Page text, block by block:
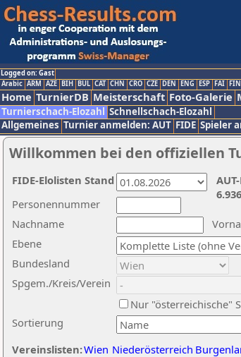
Logged on: Gast
Arabic ARM AZE BIH BUL CAT CHN CRO CZE DEN ENG ESP FAI FIN
Home TurnierDB Meisterschaft Foto-Galerie
Turnierschach-Elozahl Schnellschach-Elozahl
Allgemeines Turnier anmelden: AUT FIDE Spieler
Willkommen bei den offiziellen
Nachname
Ebene
Sortierung
Personennummer
Bundesland
Spgem./Kreis/Verein
Nur "österreichische"
Vereinslisten:Wien Niederösterreich
6.936
FIDE-Elolisten Stand